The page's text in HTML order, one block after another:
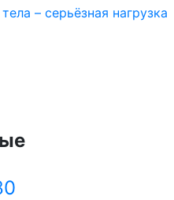
– серьёзная нагрузка